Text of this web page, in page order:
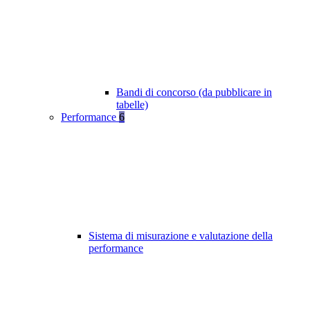
Bandi di concorso (da pubblicare in
tabelle)
Performance 6
Sistema di misurazione e valutazione della
performance